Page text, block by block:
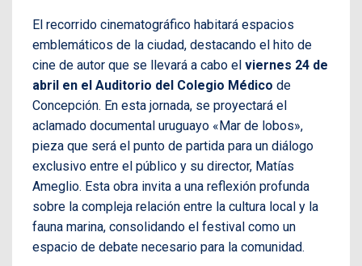
El recorrido cinematográfico habitará espacios
emblemáticos de la ciudad, destacando el hito de
cine de autor que se llevará a cabo el viernes 24 de
abril en el Auditorio del Colegio Médico de
Concepción. En esta jornada, se proyectará el
aclamado documental uruguayo «Mar de lobos»,
pieza que será el punto de partida para un diálogo
exclusivo entre el público y su director, Matías
Ameglio. Esta obra invita a una reflexión profunda
sobre la compleja relación entre la cultura local y la
fauna marina, consolidando el festival como un
espacio de debate necesario para la comunidad.